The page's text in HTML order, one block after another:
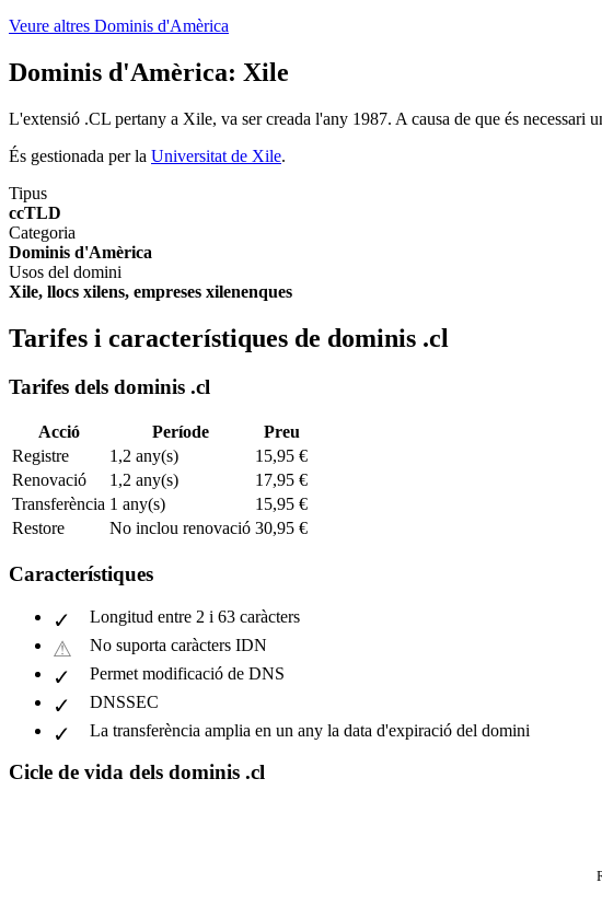
Veure altres Dominis d'Amèrica
Dominis d'Amèrica: Xile
L'extensió .CL pertany a Xile, va ser creada l'any 1987. A causa de que és
És gestionada per la Universitat de Xile.
Tipus
ccTLD
Categoria
Dominis d'Amèrica
Usos del domini
Xile, llocs xilens, empreses xilenenques
Tarifes i característiques de dominis .cl
Tarifes dels dominis .cl
Acció Període
Preu
Registre
1,2 any(s)
15,95 €
Renovació
1,2 any(s)
17,95 €
Transferència 1 any(s)
15,95 €
Restore
No inclou renovació 30,95 €
Característiques
Longitud entre 2 i 63 caràcters
No suporta caràcters IDN
Permet modificació de DNS
DNSSEC
La transferència amplia en un any la data d'expiració del domini
Cicle de vida dels dominis .cl